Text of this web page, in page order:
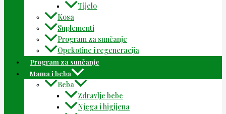
Tijelo
Kosa
Suplementi
Program za sunčanje
Opekotine i regeneracija
Program za sunčanje
Mama i beba
Beba
Zdravlje bebe
Njega i higijena